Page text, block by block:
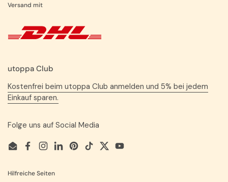
Versand mit
utoppa Club
Kostenfrei beim utoppa Club anmelden und 5% bei jedem
Einkauf sparen.
Folge uns auf Social Media
EmailFacebook
Instagram
LinkedInPinterest
TikTokTwitterYouTube
Hilfreiche Seiten